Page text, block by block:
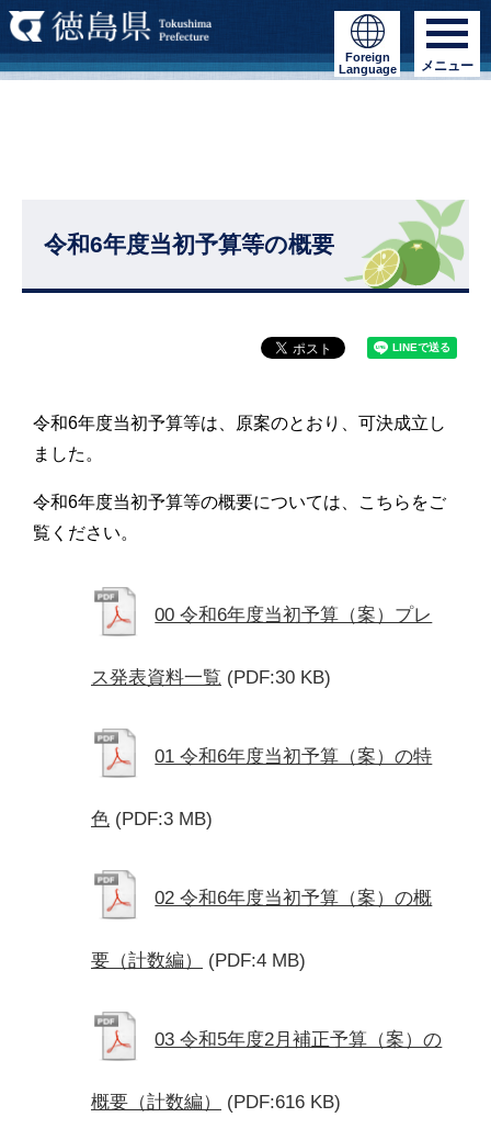
Foreign
Language
メニュー
令和6年度当初予算等の概要
令和6年度当初予算等は、原案のとおり、可決成立し
ました。
令和6年度当初予算等の概要については、こちらをご
覧ください。
00 令和6年度当初予算（案）プレ
ス発表資料一覧 (PDF:30 KB)
01 令和6年度当初予算（案）の特
色 (PDF:3 MB)
02 令和6年度当初予算（案）の概
要（計数編） (PDF:4 MB)
03 令和5年度2月補正予算（案）の
概要（計数編） (PDF:616 KB)